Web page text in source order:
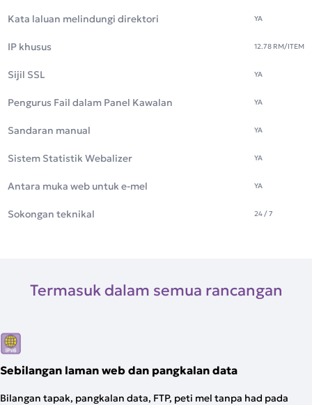
Kata laluan melindungi direktori YA
IP khusus 12.78 RM/ITEM
Sijil SSL YA
Pengurus Fail dalam Panel Kawalan YA
Sandaran manual YA
Sistem Statistik Webalizer YA
Antara muka web untuk e-mel YA
Sokongan teknikal 24 / 7
Termasuk dalam semua rancangan
Sebilangan laman web dan pangkalan data
Bilangan tapak, pangkalan data, FTP, peti mel tanpa had pada